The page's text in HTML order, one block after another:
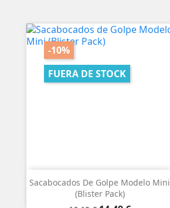
Sacabocados De Golpe Modelo Mini
(Blister Pack)
-10%
FUERA DE STOCK